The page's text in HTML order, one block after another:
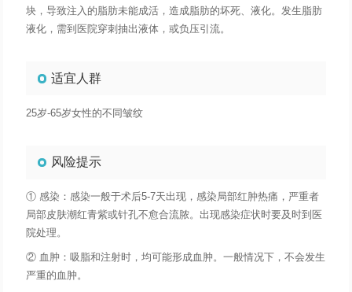
块，导致注入的脂肪未能成活，造成脂肪的坏死、液化。发生脂肪
液化，需到医院穿刺抽出液体，或负压引流。
适宜人群
25岁-65岁女性的不同皱纹
风险提示
① 感染：感染一般于术后5-7天出现，感染局部红肿热痛，严重者
局部皮肤潮红青紫或针孔不愈合流脓。出现感染症状时要及时到医
院处理。
② 血肿：吸脂和注射时，均可能形成血肿。一般情况下，不会发生
严重的血肿。